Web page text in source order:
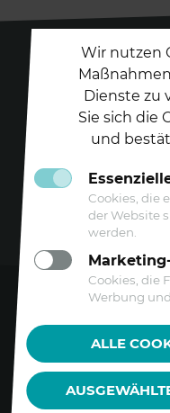
Wir nutzen
Dienste zu
Sie sich die
und
Cookies, die
der Website
werden.
Cookies, die
Werbung
ALLE